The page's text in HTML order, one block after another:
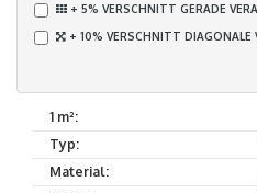
+ 5% VERSCHNITT GERADE
+ 10% VERSCHNITT DIAGONALE
1 m²:
Typ:
Material: